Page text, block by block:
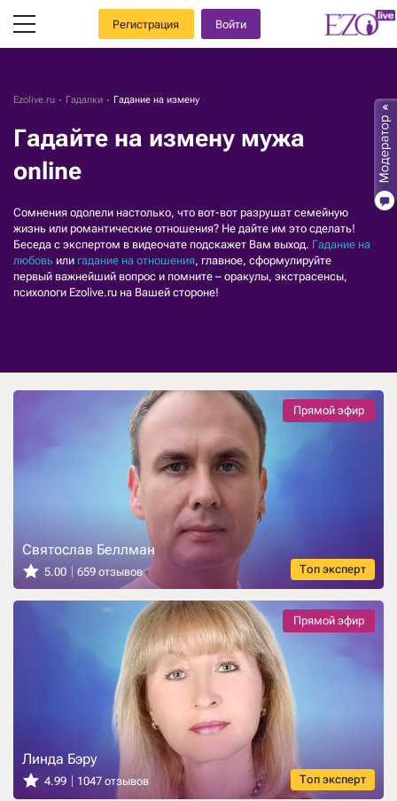
Регистрация Войти
Ezolive.ru Гадалки Гадание на измену
Гадайте на измену мужа
online
Сомнения одолели настолько, что вот-вот разрушат семейную
жизнь или романтические отношения? Не дайте им это сделать!
Беседа с экспертом в видеочате подскажет Вам выход. Гадание на
любовь или гадание на отношения, главное, сформулируйте
первый важнейший вопрос и помните – оракулы, экстрасенсы,
психологи Ezolive.ru на Вашей стороне!
Прямой эфир
Топ эксперт
Святослав Беллман
5.00 659 отзывов
Прямой эфир
Топ эксперт
Линда Бэру
4.99 1047 отзывов